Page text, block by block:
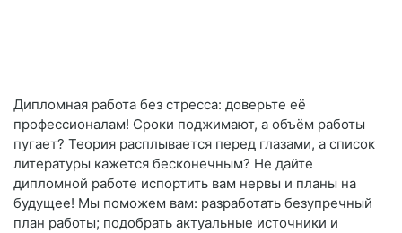
Дипломная работа без стресса: доверьте её
профессионалам! Сроки поджимают, а объём работы
пугает? Теория расплывается перед глазами, а список
литературы кажется бесконечным? Не дайте
дипломной работе испортить вам нервы и планы на
будущее! Мы поможем вам: разработать безупречный
план работы; подобрать актуальные источники и